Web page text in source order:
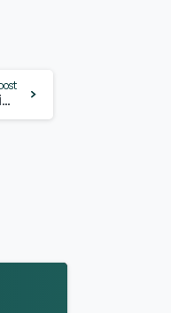
Ist Cannabis in Missouri legal? – Update 2024